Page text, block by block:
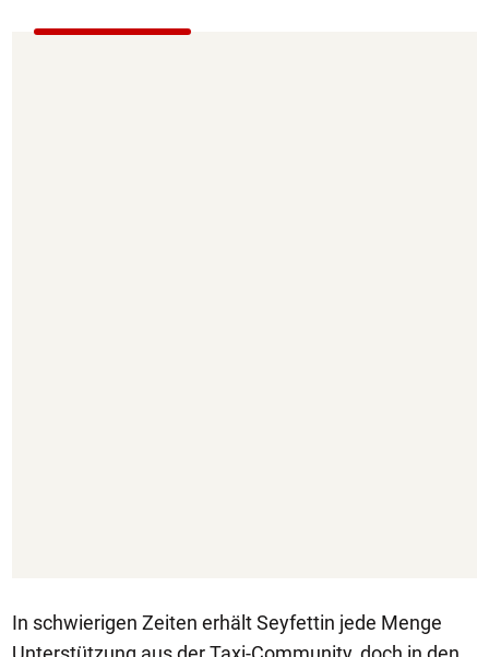
In schwierigen Zeiten erhält Seyfettin jede Menge